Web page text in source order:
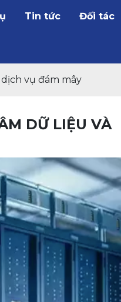
Tin tức Đối tác
vụ đám mây
DỮ LIỆU VÀ